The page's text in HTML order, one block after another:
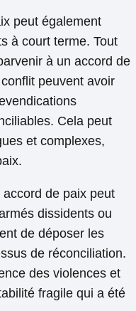
peut également
à court terme. Tout
à un accord de
peuvent avoir
Cela peut
et complexes,
de paix peut
dissidents ou
de déposer les
de réconciliation.
des violences et
fragile qui a été